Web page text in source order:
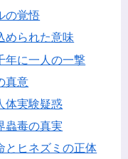
の覚悟
められた意味
年に一人の一撃
真意
体実験疑惑
蟲毒の真実
とヒネズミの正体